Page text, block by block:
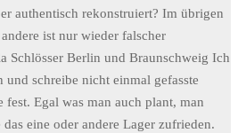
authentisch rekonstruiert? Im übrigen
ist nur wieder falscher
Schlösser Berlin und Braunschweig Ich
schreibe nicht einmal gefasste
fest. Egal was man auch plant, man
eine oder andere Lager zufrieden.